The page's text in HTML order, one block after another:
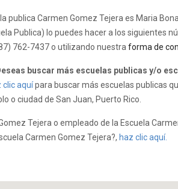
publica Carmen Gomez Tejera es Maria
Publica) lo puedes hacer a los siguientes
762-7437 o utilizando nuestra forma de
buscar más escuelas publicas y/o
clic aquípara buscar más escuelas publicas
o ciudad de San Juan, Puerto Rico.
Tejera o empleado de la Escuela
Carmen Gomez Tejera?, haz clic aquí.